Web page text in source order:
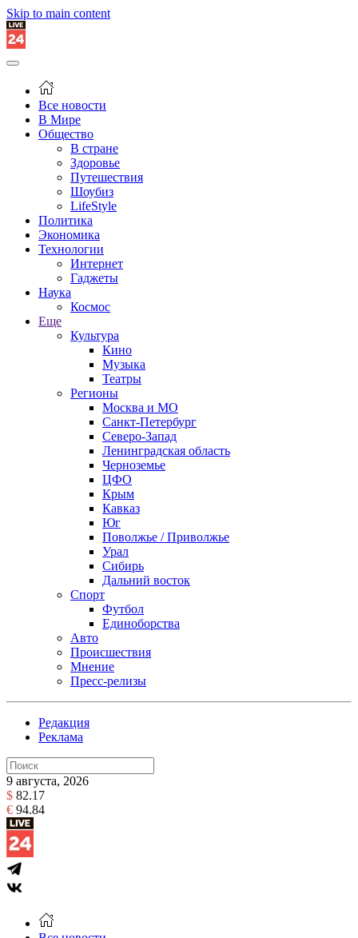
Skip to main content
Все новости
В Мире
Общество
В стране
Здоровье
Путешествия
Шоубиз
LifeStyle
Политика
Экономика
Технологии
Интернет
Гаджеты
Наука
Космос
Еще
Культура
Кино
Музыка
Театры
Регионы
Москва и МО
Санкт-Петербург
Северо-Запад
Ленинградская область
Черноземье
ЦФО
Крым
Кавказ
Юг
Поволжье / Приволжье
Урал
Сибирь
Дальний восток
Спорт
Футбол
Единоборства
Авто
Происшествия
Мнение
Пресс-релизы
Редакция
Реклама
9 августа, 2026
$ 82.17
€ 94.84